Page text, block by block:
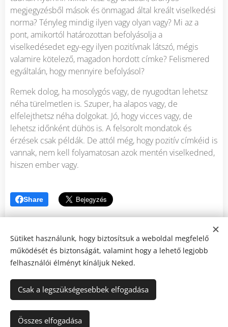
megjegyzésből mások és önmagad által kreált viselkedési
norma? Tényleg mindig ilyen vagy olyan vagy? Mi az a
pont, amikortól határozottan befolyásolja a
viselkedésedet egy-egy ilyen pozitívnak látszó, mégis
valamire kötelező, magadon hordott címke? Felismered
egyáltalán, hogy mennyire befolyásol?
Remek dolog, ha mosolygós vagy, de nyugodtan lehetsz
néha türelmetlen is. Szuper, ha alapos vagy, de
elfelejthetsz néha dolgokat. Jó, hogy vicces vagy, de
lehetsz időnként dühös is. A felsorolt mondatok és
érzések csak példák. De attól még, hogy pozitív címkéid is
vannak, nem kell folyamatosan azok mentén viselkedned,
hiszen ember vagy.
Share
Felnőttképzési regisztrációs szám: B/2023/000891
Certified member of NGH
Sütiket használunk, hogy biztosítsuk a weboldal megfelelő
működését és biztonságát, valamint hogy a lehető legjobb
felhasználói élményt kínáljuk Neked.
Csak a legszükségesebbek elfogadása
Összes elfogadása